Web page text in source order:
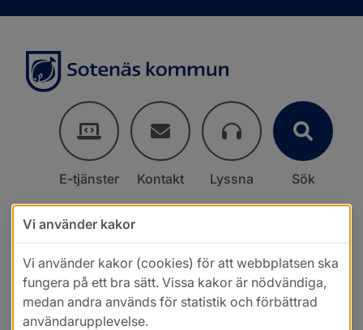
E-tjänster Kontakt Lyssna Sök
Vi använder kakor
Vi använder kakor (cookies) för att webbplatsen ska
fungera på ett bra sätt. Vissa kakor är nödvändiga,
medan andra används för statistik och förbättrad
användarupplevelse.